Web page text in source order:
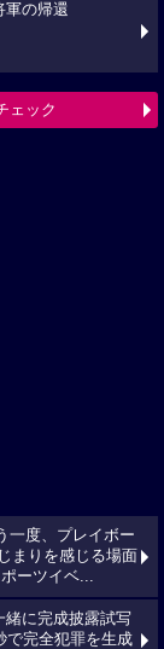
軍の帰還
ェック
一度、プレイボー
まりを感じる場面
ーツイベ...
緒に完成披露試写
で完全犯罪を生成